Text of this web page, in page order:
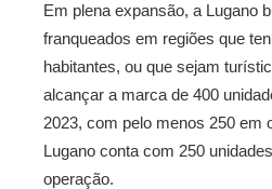
Em plena expansão, a Lugano
franqueados em regiões que
habitantes, ou que sejam
alcançar a marca de 400
2023, com pelo menos 250 em
Lugano conta com 250
operação.